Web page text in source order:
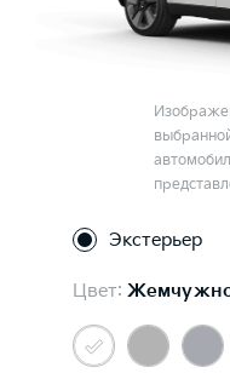
Экстерьер
Цвет: